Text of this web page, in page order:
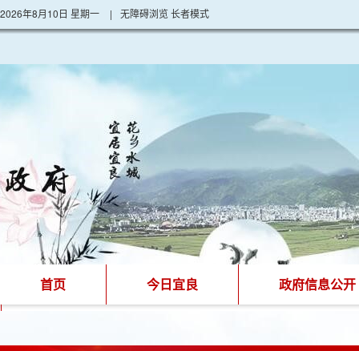
2026年8月10日 星期一 | 无障碍浏览长者模式
首页 今日宜良 政府信息公开